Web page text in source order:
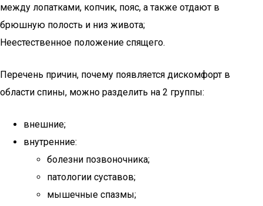
между лопатками, копчик, пояс, а также отдают в
брюшную полость и низ живота;
Неестественное положение спящего.
Перечень причин, почему появляется дискомфорт в
области спины, можно разделить на 2 группы:
внешние;
внутренние:
болезни позвоночника;
патологии суставов;
мышечные спазмы;